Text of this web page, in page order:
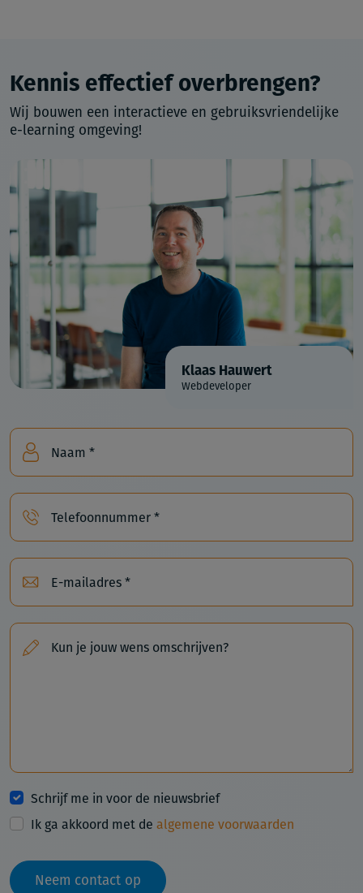
Kennis effectief overbrengen?
Wij bouwen een interactieve en gebruiksvriendelijke
e-learning omgeving!
Klaas Hauwert
Webdeveloper
Naam *
Telefoonnummer *
E-mailadres *
Kun je jouw wens omschrijven?
Schrijf me in voor de nieuwsbrief
Ik ga akkoord met de algemene voorwaarden
Neem contact op